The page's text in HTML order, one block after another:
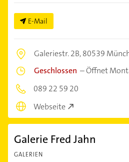
E-Mail
Galeriestr. 2B,80539
Geschlossen –Öffnet
089 22 59 20
Webseite
Galerie Fred Jahn
GALERIEN